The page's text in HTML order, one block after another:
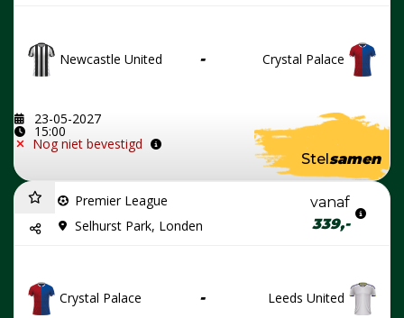
Newcastle United - Crystal Palace
23-05-2027
15:00
Nog niet bevestigd
Stelsamen
Premier League
Selhurst Park, Londen
vanaf
339,-
Crystal Palace - Leeds United